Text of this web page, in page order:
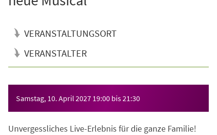
VERANSTALTUNGSORT
VERANSTALTER
Samstag, 10. April 2027 19:00 bis21:30
Unvergessliches Live-Erlebnis für die ganze Familie!